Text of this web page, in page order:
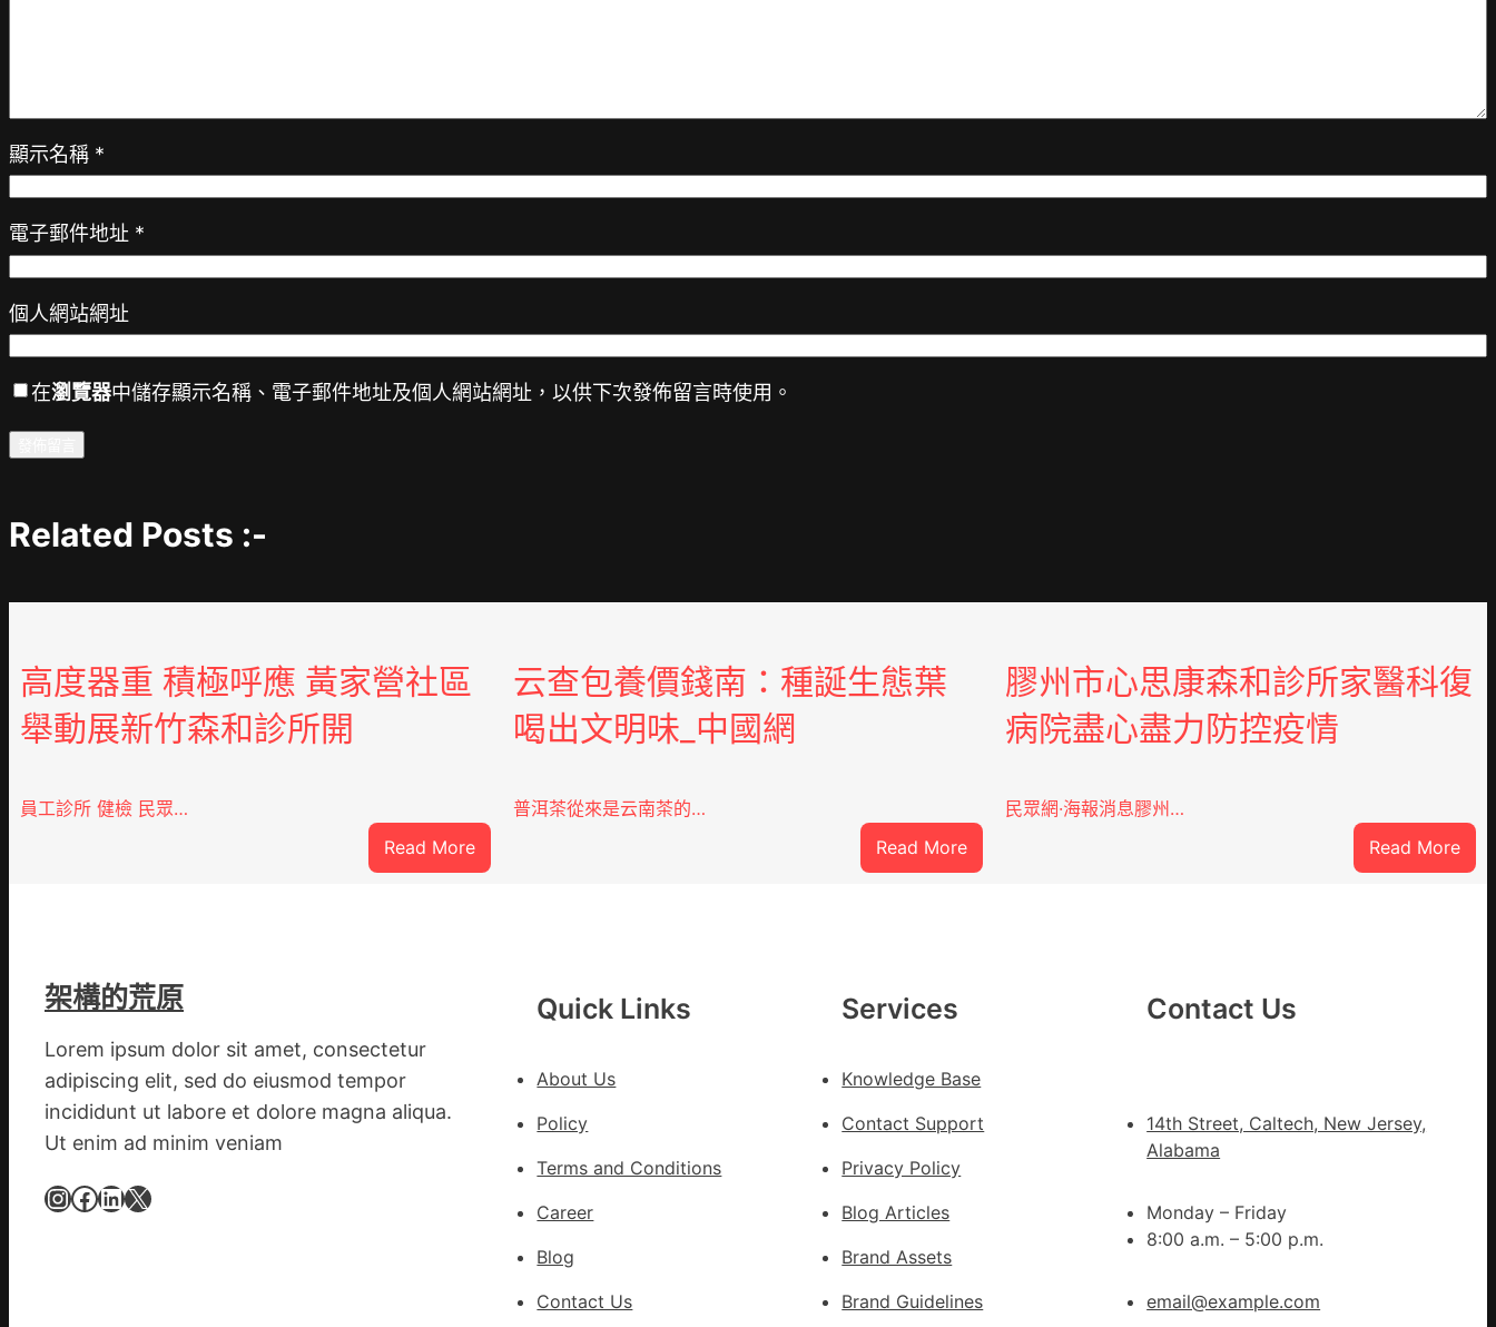
顯示名稱 *
電子郵件地址 *
個人網站網址
在瀏覽器中儲存顯示名稱、電子郵件地址及個人網站網址，以供下次發佈留言時使用。
Related Posts :-
高度器重 積極呼應 黃家營社區
舉動展新竹森和診所開
員工診所 健檢 民眾…
Read More:
高
云查包養價錢南：種誕生態葉
喝出文明味_中國網
普洱茶從來是云南茶的…
Read More:
云
生
膠州市心思康森和診所家醫科復
病院盡心盡力防控疫情
民眾網·海報消息膠州…
Read More:
膠
架構的荒原
Lorem ipsum dolor sit amet, consectetur
adipiscing elit, sed do eiusmod tempor
incididunt ut labore et dolore magna aliqua.
Ut enim ad minim veniam
InstagramFacebook LinkedIn X
Quick Links
About Us
Policy
Terms and Conditions
Career
Blog
Contact Us
Services
Knowledge Base
Contact Support
Privacy Policy
Blog Articles
Brand Assets
Brand Guidelines
Contact Us
14th Street, Caltech, New Jersey,
Alabama
Monday – Friday
8:00 a.m. – 5:00 p.m.
email@example.com